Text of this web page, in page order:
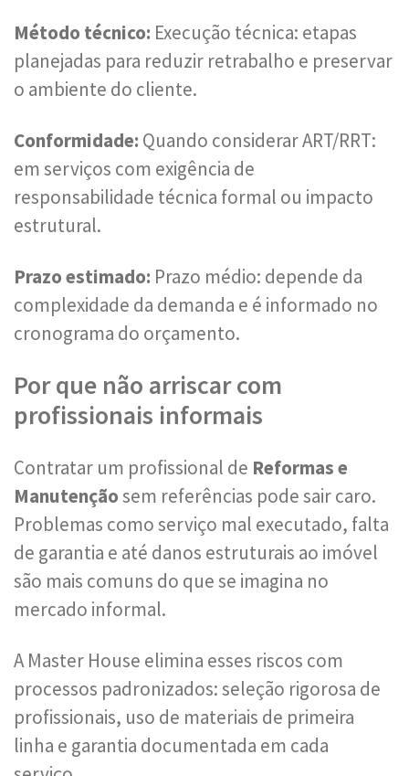
Método técnico: Execução técnica: etapas
planejadas para reduzir retrabalho e preservar
o ambiente do cliente.
Conformidade: Quando considerar ART/RRT:
em serviços com exigência de
responsabilidade técnica formal ou impacto
estrutural.
Prazo estimado: Prazo médio: depende da
complexidade da demanda e é informado no
cronograma do orçamento.
Por que não arriscar com
profissionais informais
Contratar um profissional de Reformas e
Manutençãosem referências pode sair caro.
Problemas como serviço mal executado, falta
de garantia e até danos estruturais ao imóvel
são mais comuns do que se imagina no
mercado informal.
A Master House elimina esses riscos com
processos padronizados: seleção rigorosa de
profissionais, uso de materiais de primeira
linha e garantia documentada em cada